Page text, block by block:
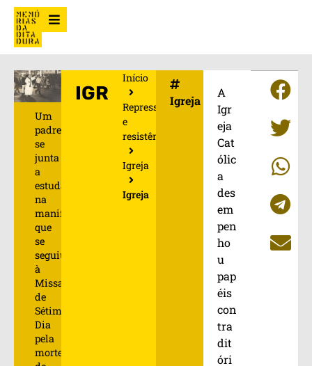
Um
padre
se
junta
a
estudantes
na
manifestação
que
se
seguiu
à
Missa
de
Sétimo
Dia
pela
morte
IGREJA
Início
Repressão
e
resistência
Igreja
Igreja
Igreja
A
Igr
eja
Cat
ólic
a
des
em
pen
ho
u
pap
éis
con
tra
dit
óri